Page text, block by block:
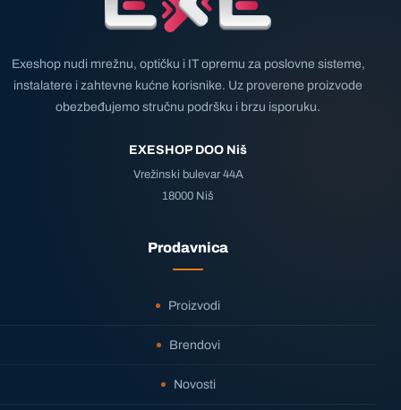
Exeshop nudi mrežnu, optičku i IT opremu za poslovne sisteme,
instalatere i zahtevne kućne korisnike. Uz proverene proizvode
obezbeđujemo stručnu podršku i brzu isporuku.
EXESHOP DOO Niš
Vrežinski bulevar 44A
18000 Niš
Prodavnica
Proizvodi
Brendovi
Novosti